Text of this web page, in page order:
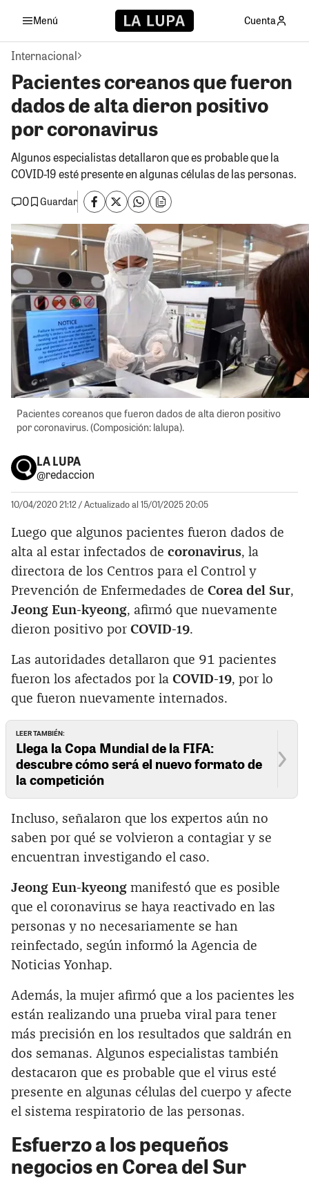
Menú Cuenta
Internacional
Pacientes coreanos que fueron
dados de alta dieron positivo
por coronavirus
Algunos especialistas detallaron que es probable que la
COVID-19 esté presente en algunas células de las personas.
0
Guardar
Pacientes coreanos que fueron dados de alta dieron positivo
por coronavirus. (Composición: lalupa).
LA LUPA
@redaccion
10/04/2020 21:12/ Actualizado al 15/01/2025 20:05
Luego que algunos pacientes fueron dados de
alta al estar infectados de coronavirus, la
directora de los Centros para el Control y
Prevención de Enfermedades de Corea del Sur,
Jeong Eun-kyeong, afirmó que nuevamente
dieron positivo por COVID-19.‌
Las autoridades detallaron que 91 pacientes
fueron los afectados por la COVID-19, por lo
que fueron nuevamente internados.
LEER TAMBIÉN:
Llega la Copa Mundial de la FIFA:
descubre cómo será el nuevo formato de
la competición
Incluso, señalaron que los expertos aún no
saben por qué se volvieron a contagiar y se
encuentran investigando el caso.
Jeong Eun-kyeong manifestó que es posible
que el coronavirus se haya reactivado en las
personas y no necesariamente se han
reinfectado, según informó la Agencia de
Noticias Yonhap.
Además, la mujer afirmó que a los pacientes les
están realizando una prueba viral para tener
más precisión en los resultados que saldrán en
dos semanas. Algunos especialistas también
destacaron que es probable que el virus esté
presente en algunas células del cuerpo y afecte
el sistema respiratorio de las personas.‌
Esfuerzo a los pequeños
negocios en Corea del Sur